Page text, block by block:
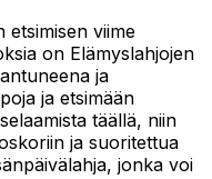
etsimisen viime
on Elämyslahjojen
ja
ja etsimään
täällä, niin
ja suoritettua
jonka voi